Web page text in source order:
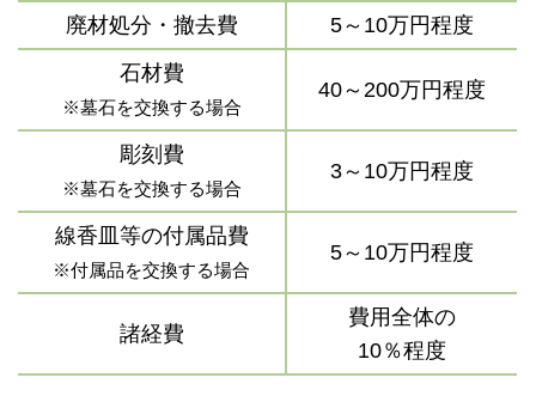
廃材処分・撤去費
5～10万円程度
石材費
※墓石を交換する場合
40～200万円程度
彫刻費
※墓石を交換する場合
3～10万円程度
線香皿等の付属品費
※付属品を交換する場合
5～10万円程度
諸経費
費用全体の
10％程度